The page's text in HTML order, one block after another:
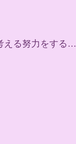
える努力をする…